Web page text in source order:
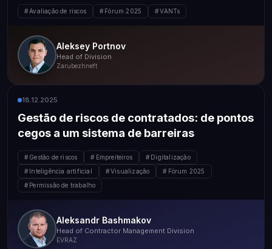
Avaliação de riscos Fórum 2025 VANTs
Aleksey Portnov
Head of Division
Zarubezhneft
18.12.2025
Gestão de riscos de contratados: de pontos
cegos a um sistema de barreiras
Gestão de riscos Empreiteiros
Digitalização
Inteligência artificial
Visualização
Fórum 2025
Permissão de trabalho
Aleksandr Bashmakov
Head of Contractor Management Division
EVRAZ